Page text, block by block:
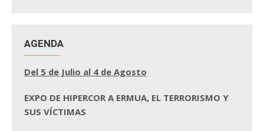
AGENDA
Del 5 de Julio al 4 de Agosto
EXPO DE HIPERCOR A ERMUA, EL TERRORISMO Y
SUS VÍCTIMAS